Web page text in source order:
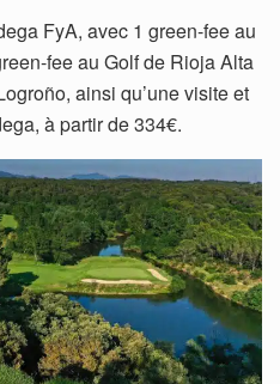
FyA, avec 1 green-fee au
fee au Golf de Rioja Alta
ainsi qu’une visite et
à partir de 334€.